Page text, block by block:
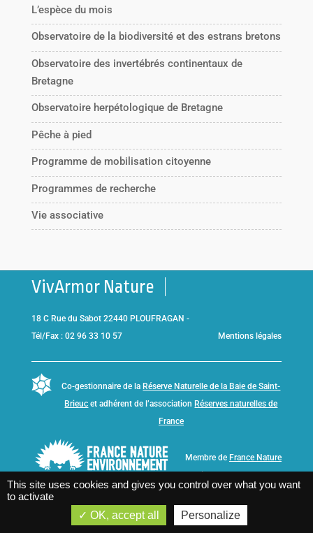
L’espèce du mois
Observatoire de la biodiversité et des estrans bretons
Observatoire des invertébrés continentaux de
Bretagne
Observatoire herpétologique de Bretagne
Pêche à pied
Programme de mobilisation citoyenne
Programmes de recherche
Vie associative
VivArmor Nature
18 C Rue du Sabot 22440 PLOUFRAGAN -
Tél/Fax : 02 96 33 10 57
Mentions légales
Co-gestionnaire de la Réserve Naturelle de la Baie de Saint-
Brieuc et adhérent de l’association Réserves naturelles de
France
Membre de France Nature
This site uses cookies and gives you control over what you want
to activate
OK, accept all
Personalize